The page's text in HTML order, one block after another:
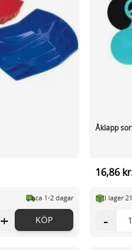
ca 1-2 dagar
+ KÖP
Åklapp
16,86
I lager
-